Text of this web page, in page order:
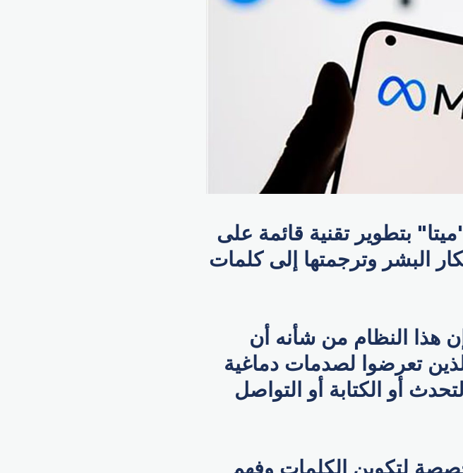
بتطوير تقنية قائمة على
البشر وترجمتها إلى كلمات
هذا النظام من شأنه أن
تعرضوا لصدمات دماغية
أو الكتابة أو التواصل
لتكوين الكلمات وفهم